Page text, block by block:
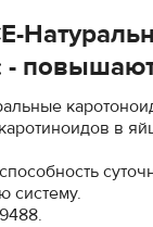
-
в
систему.